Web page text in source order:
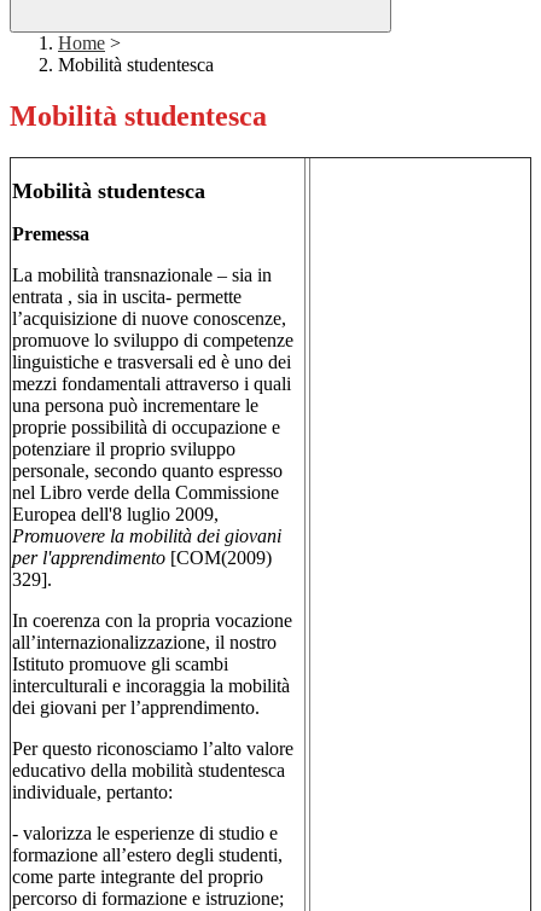
Home >
Mobilità studentesca
Mobilità studentesca
Mobilità studentesca
Premessa
La mobilità transnazionale – sia in
entrata , sia in uscita- permette
l’acquisizione di nuove conoscenze,
promuove lo sviluppo di competenze
linguistiche e trasversali ed è uno dei
mezzi fondamentali attraverso i quali
una persona può incrementare le
proprie possibilità di occupazione e
potenziare il proprio sviluppo
personale, secondo quanto espresso
nel Libro verde della Commissione
Europea dell'8 luglio 2009,
Promuovere la mobilità dei giovani
per l'apprendimento [COM(2009)
329].
In coerenza con la propria vocazione
all’internazionalizzazione, il nostro
Istituto promuove gli scambi
interculturali e incoraggia la mobilità
dei giovani per l’apprendimento.
Per questo riconosciamo l’alto valore
educativo della mobilità studentesca
individuale, pertanto:
- valorizza le esperienze di studio e
formazione all’estero degli studenti,
come parte integrante del proprio
percorso di formazione e istruzione;